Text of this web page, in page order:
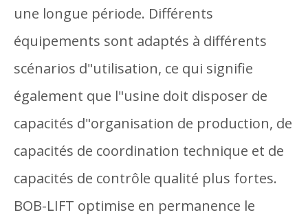
une longue période. Différents
équipements sont adaptés à différents
scénarios d"utilisation, ce qui signifie
également que l"usine doit disposer de
capacités d"organisation de production, de
capacités de coordination technique et de
capacités de contrôle qualité plus fortes.
BOB-LIFT optimise en permanence le